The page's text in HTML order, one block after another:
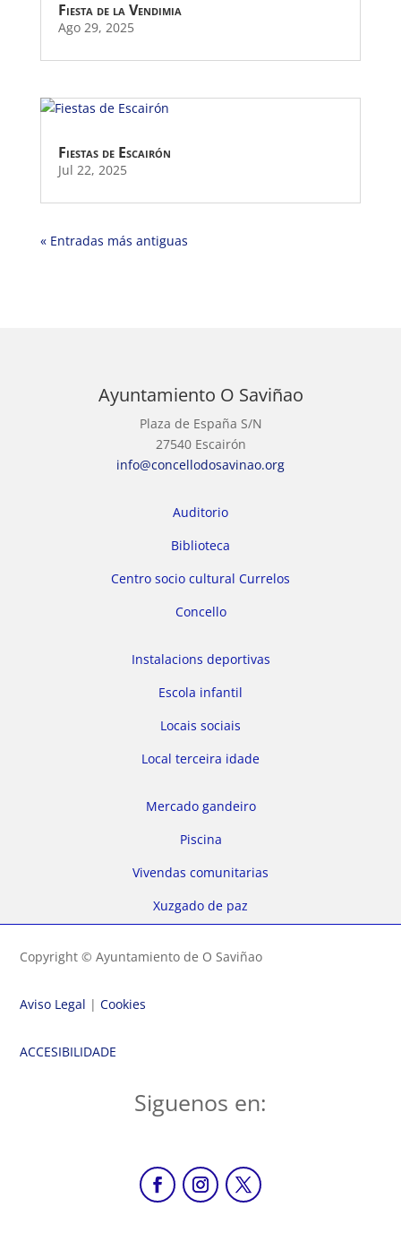
Fiesta de la Vendimia
Ago 29, 2025
Fiestas de Escairón
Jul 22, 2025
« Entradas más antiguas
Ayuntamiento O Saviñao
Plaza de España S/N
27540 Escairón
info@concellodosavinao.org
Auditorio
Biblioteca
Centro socio cultural Currelos
Concello
Instalacions deportivas
Escola infantil
Locais sociais
Local terceira idade
Mercado gandeiro
Piscina
Vivendas comunitarias
Xuzgado de paz
Copyright © Ayuntamiento de O Saviñao
Aviso Legal |Cookies
ACCESIBILIDADE
Siguenos en: